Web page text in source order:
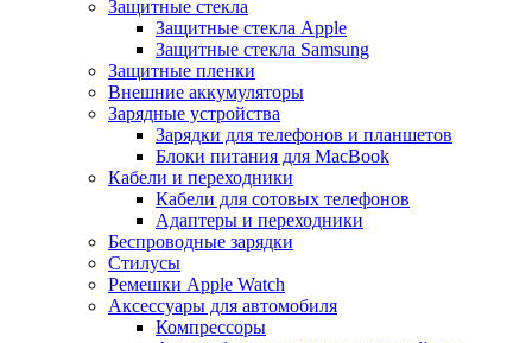
Защитные стекла
Защитные стекла Apple
Защитные стекла Samsung
Защитные пленки
Внешние аккумуляторы
Зарядные устройства
Зарядки для телефонов и планшетов
Блоки питания для MacBook
Кабели и переходники
Кабели для сотовых телефонов
Адаптеры и переходники
Беспроводные зарядки
Стилусы
Ремешки Apple Watch
Аксессуары для автомобиля
Компрессоры